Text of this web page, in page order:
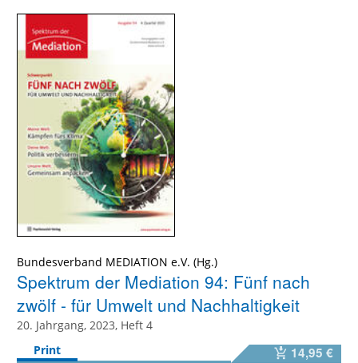
Bundesverband MEDIATION e.V.
Spektrum der Mediation 94: Fünf nach
zwölf - für Umwelt und Nachhaltigkeit
20. Jahrgang, 2023, Heft 4
Print
14,95 €